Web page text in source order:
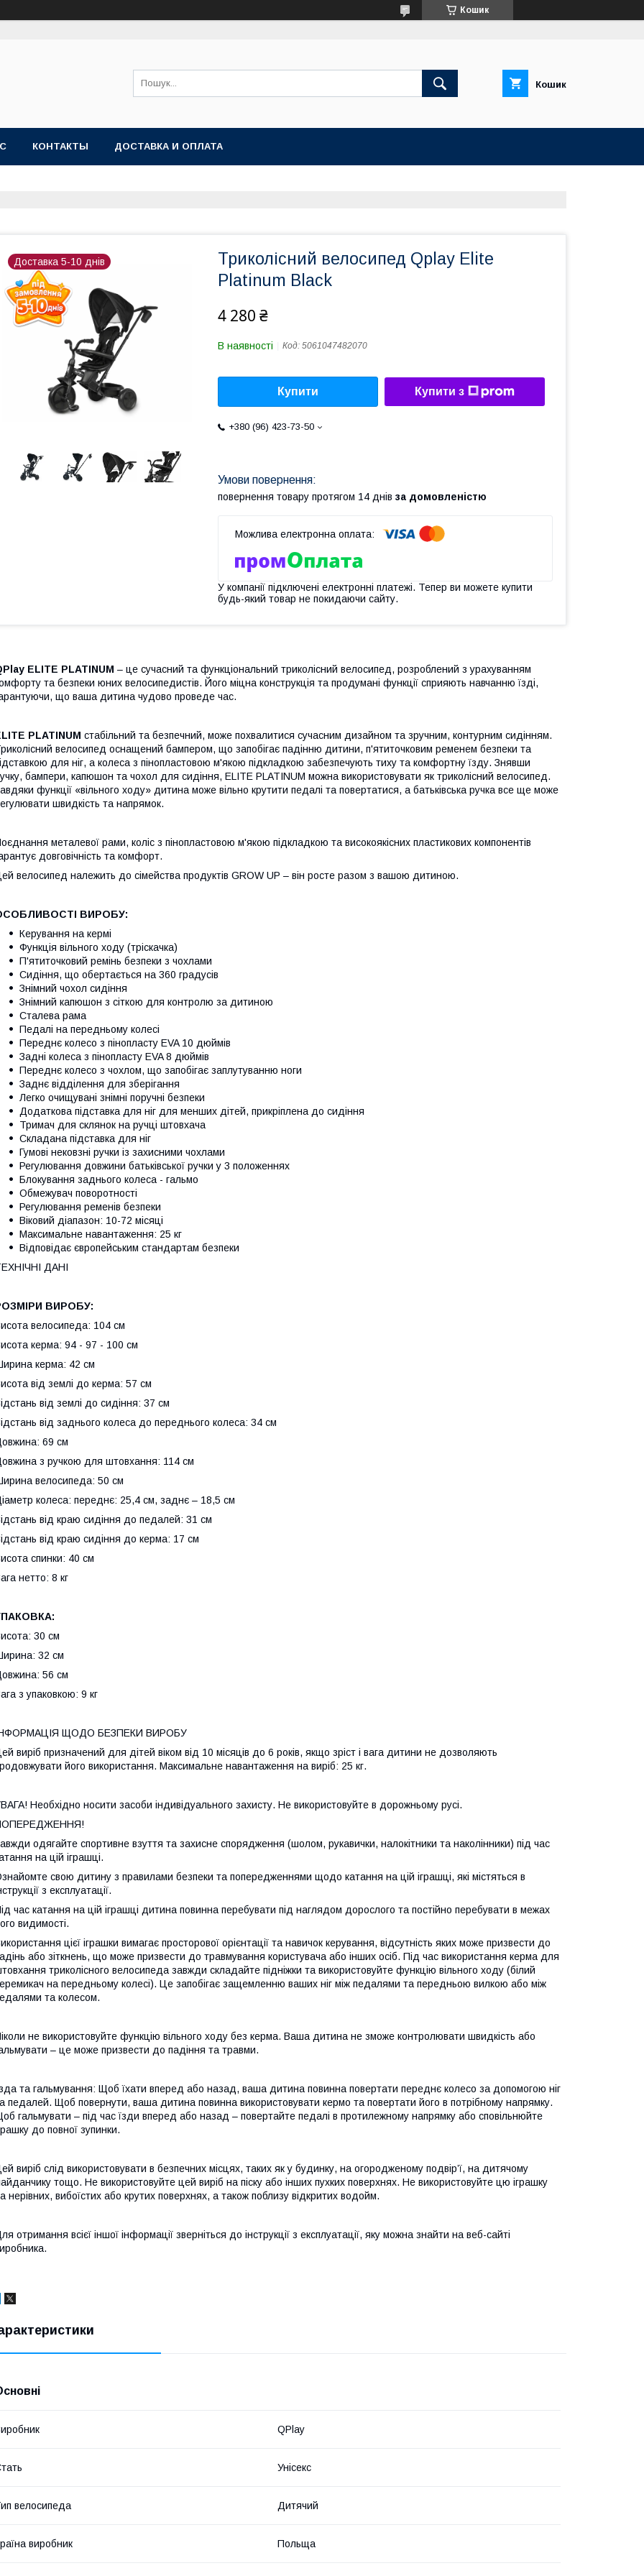
Кошик
Кошик
КОНТАКТЫ ДОСТАВКА И ОПЛАТА
Доставка 5-10 днів
Триколісний велосипед Qplay Elite
Platinum Black
4 280 ₴
В наявності Код: 5061047482070
Купити Купити з
+380 (96) 423-73-50
повернення товару протягом 14 днів за домовленістю
У компанії підключені електронні платежі. Тепер ви можете купити
будь-який товар не покидаючи сайту.
ELITE PLATINUM – ​​це сучасний та функціональний триколісний велосипед, розроблений з урахуванням
та безпеки юних велосипедистів. Його міцна конструкція та продумані функції сприяють навчанню їзді,
що ваша дитина чудово проведе час.
PLATINUM стабільний та безпечний, може похвалитися сучасним дизайном та зручним, контурним сидінням.
велосипед оснащений бампером, що запобігає падінню дитини, п'ятиточковим ременем безпеки та
для ніг, а колеса з пінопластовою м'якою підкладкою забезпечують тиху та комфортну їзду. Знявши
бампери, капюшон та чохол для сидіння, ELITE PLATINUM можна використовувати як триколісний велосипед.
функції «вільного ходу» дитина може вільно крутити педалі та повертатися, а батьківська ручка все ще може
швидкість та напрямок.
металевої рами, коліс з пінопластовою м'якою підкладкою та високоякісних пластикових компонентів
довговічність та комфорт.
велосипед належить до сімейства продуктів GROW UP – він росте разом з вашою дитиною.
ВИРОБУ:
Керування на кермі
Функція вільного ходу (тріскачка)
П'ятиточковий ремінь безпеки з чохлами
Сидіння, що обертається на 360 градусів
Знімний чохол сидіння
Знімний капюшон з сіткою для контролю за дитиною
Сталева рама
Педалі на передньому колесі
Переднє колесо з пінопласту EVA 10 дюймів
Задні колеса з пінопласту EVA 8 дюймів
Переднє колесо з чохлом, що запобігає заплутуванню ноги
Заднє відділення для зберігання
Легко очищувані знімні поручні безпеки
Додаткова підставка для ніг для менших дітей, прикріплена до сидіння
Тримач для склянок на ручці штовхача
Складана підставка для ніг
Гумові нековзні ручки із захисними чохлами
Регулювання довжини батьківської ручки у 3 положеннях
Блокування заднього колеса - гальмо
Обмежувач поворотності
Регулювання ременів безпеки
Віковий діапазон: 10-72 місяці
Максимальне навантаження: 25 кг
Відповідає європейським стандартам безпеки
ДАНІ
ВИРОБУ:
велосипеда: 104 см
керма: 94 - 97 - 100 см
керма: 42 см
від землі до керма: 57 см
від землі до сидіння: 37 см
від заднього колеса до переднього колеса: 34 см
69 см
з ручкою для штовхання: 114 см
велосипеда: 50 см
колеса: переднє: 25,4 см, заднє – 18,5 см
від краю сидіння до педалей: 31 см
від краю сидіння до керма: 17 см
спинки: 40 см
нетто: 8 кг
30 см
32 см
56 см
з упаковкою: 9 кг
ЩОДО БЕЗПЕКИ ВИРОБУ
виріб призначений для дітей віком від 10 місяців до 6 років, якщо зріст і вага дитини не дозволяють
його використання. Максимальне навантаження на виріб: 25 кг.
Необхідно носити засоби індивідуального захисту. Не використовуйте в дорожньому русі.
одягайте спортивне взуття та захисне спорядження (шолом, рукавички, налокітники та наколінники) під час
на цій іграшці.
свою дитину з правилами безпеки та попередженнями щодо катання на цій іграшці, які містяться в
з експлуатації.
час катання на цій іграшці дитина повинна перебувати під наглядом дорослого та постійно перебувати в межах
видимості.
цієї іграшки вимагає просторової орієнтації та навичок керування, відсутність яких може призвести до
або зіткнень, що може призвести до травмування користувача або інших осіб. Під час використання керма для
триколісного велосипеда завжди складайте підніжки та використовуйте функцію вільного ходу (білий
на передньому колесі). Це запобігає защемленню ваших ніг між педалями та передньою вилкою або між
та колесом.
не використовуйте функцію вільного ходу без керма. Ваша дитина не зможе контролювати швидкість або
– це може призвести до падіння та травми.
та гальмування: Щоб їхати вперед або назад, ваша дитина повинна повертати переднє колесо за допомогою ніг
педалей. Щоб повернути, ваша дитина повинна використовувати кермо та повертати його в потрібному напрямку.
гальмувати – під час їзди вперед або назад – повертайте педалі в протилежному напрямку або сповільнюйте
до повної зупинки.
виріб слід використовувати в безпечних місцях, таких як у будинку, на огородженому подвір’ї, на дитячому
тощо. Не використовуйте цей виріб на піску або інших пухких поверхнях. Не використовуйте цю іграшку
нерівних, вибоїстих або крутих поверхнях, а також поблизу відкритих водойм.
отримання всієї іншої інформації зверніться до інструкції з експлуатації, яку можна знайти на веб-сайті
QPlay
Унісекс
велосипеда Дитячий
виробник Польща